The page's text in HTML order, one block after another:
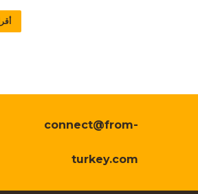
connect@from-
turkey.com